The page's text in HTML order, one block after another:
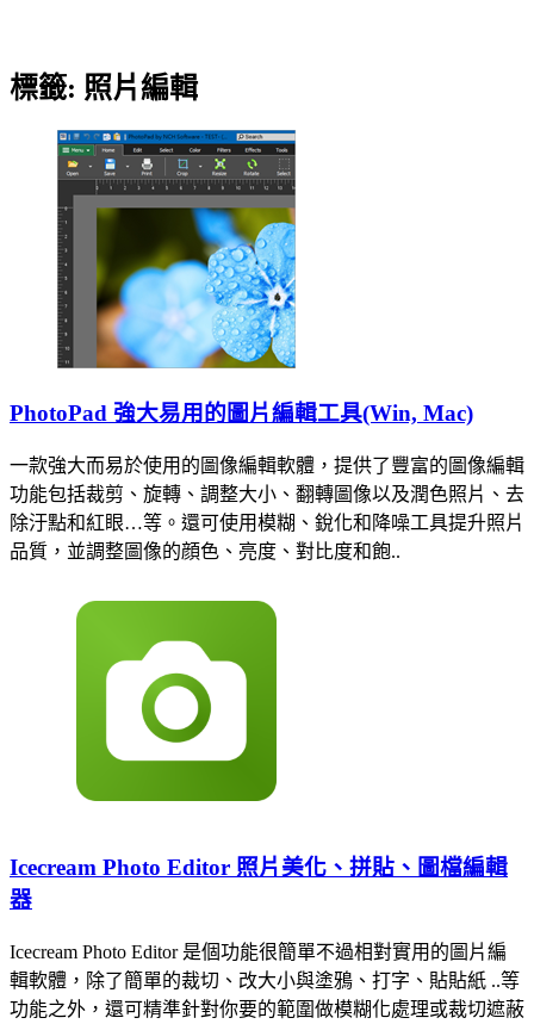
標籤: 照片編輯
PhotoPad 強大易用的圖片編輯工具(Win, Mac)
一款強大而易於使用的圖像編輯軟體，提供了豐富的圖像編輯
功能包括裁剪、旋轉、調整大小、翻轉圖像以及潤色照片、去
除汙點和紅眼…等。還可使用模糊、銳化和降噪工具提升照片
品質，並調整圖像的顔色、亮度、對比度和飽..
Icecream Photo Editor 照片美化、拼貼、圖檔編輯
器
Icecream Photo Editor 是個功能很簡單不過相對實用的圖片編
輯軟體，除了簡單的裁切、改大小與塗鴉、打字、貼貼紙 ..等
功能之外，還可精準針對你要的範圍做模糊化處理或裁切遮蔽